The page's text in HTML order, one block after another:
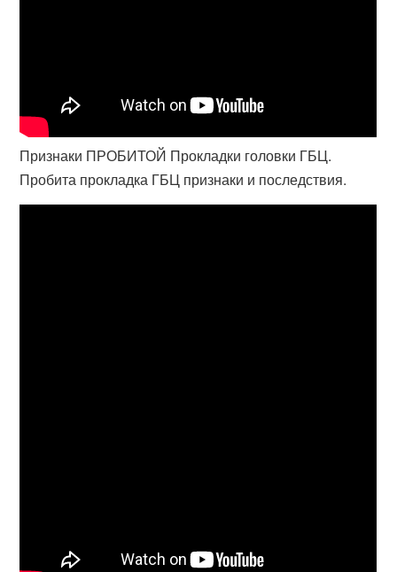
Признаки ПРОБИТОЙ Прокладки головки ГБЦ.
Пробита прокладка ГБЦ признаки и последствия.